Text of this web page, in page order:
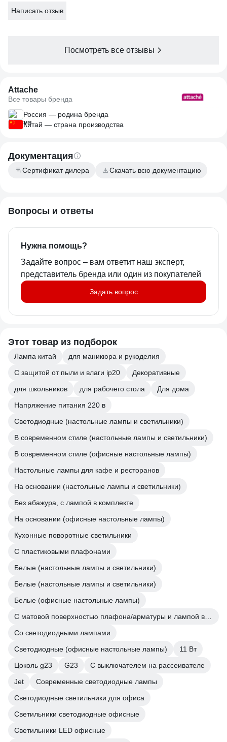
Написать отзыв
Посмотреть все отзывы
Attache
Все товары бренда
Россия — родина бренда
Китай — страна производства
Документация
Сертификат дилера Скачать всю документацию
Вопросы и ответы
Нужна помощь?
Задайте вопрос – вам ответит наш эксперт,
представитель бренда или один из покупателей
Задать вопрос
Этот товар из подборок
Лампа китай
для маникюра и рукоделия
С защитой от пыли и влаги ip20
Декоративные
для школьников
для рабочего стола
Для дома
Напряжение питания 220 в
Светодиодные (настольные лампы и светильники)
В современном стиле (настольные лампы и светильники)
В современном стиле (офисные настольные лампы)
Настольные лампы для кафе и ресторанов
На основании (настольные лампы и светильники)
Без абажура, с лампой в комплекте
На основании (офисные настольные лампы)
Кухонные поворотные светильники
С пластиковыми плафонами
Белые (настольные лампы и светильники)
Белые (настольные лампы и светильники)
Белые (офисные настольные лампы)
Со светодиодными лампами
Светодиодные (офисные настольные лампы)
11 Вт
Цоколь g23
G23
С выключателем на рассеивателе
Jet
Современные светодиодные лампы
Светодиодные светильники для офиса
Светильники светодиодные офисные
Светильники LED офисные